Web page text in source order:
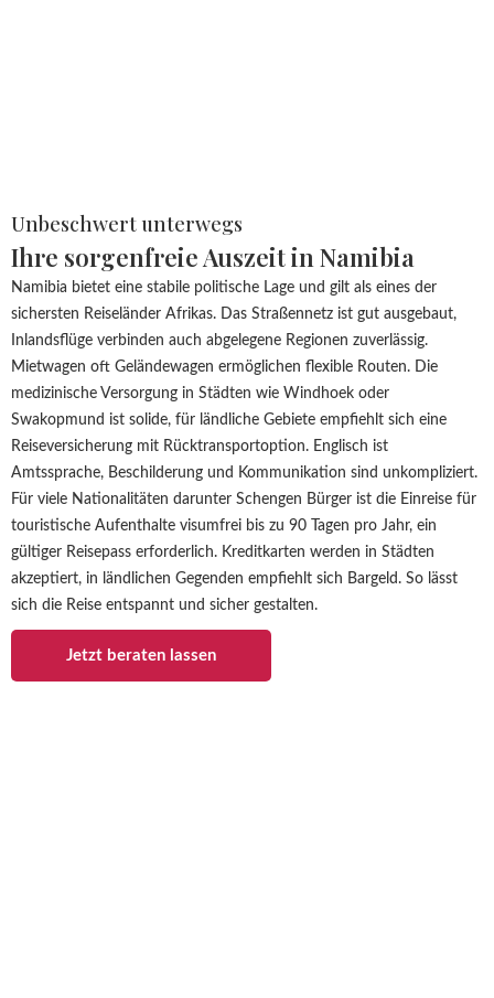
Unbeschwert unterwegs
Ihre sorgenfreie Auszeit in Namibia
Namibia bietet eine stabile politische Lage und gilt als eines der
sichersten Reiseländer Afrikas. Das Straßennetz ist gut ausgebaut,
Inlandsflüge verbinden auch abgelegene Regionen zuverlässig.
Mietwagen oft Geländewagen ermöglichen flexible Routen. Die
medizinische Versorgung in Städten wie Windhoek oder
Swakopmund ist solide, für ländliche Gebiete empfiehlt sich eine
Reiseversicherung mit Rücktransportoption. Englisch ist
Amtssprache, Beschilderung und Kommunikation sind unkompliziert.
Für viele Nationalitäten darunter Schengen Bürger ist die Einreise für
touristische Aufenthalte visumfrei bis zu 90 Tagen pro Jahr, ein
gültiger Reisepass erforderlich. Kreditkarten werden in Städten
akzeptiert, in ländlichen Gegenden empfiehlt sich Bargeld. So lässt
sich die Reise entspannt und sicher gestalten.
Jetzt beraten lassen